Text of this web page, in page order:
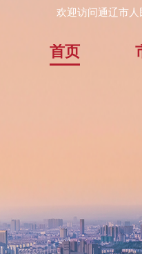
欢迎访问通辽市人
首页